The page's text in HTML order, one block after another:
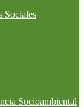
Sociales
Socioambiental